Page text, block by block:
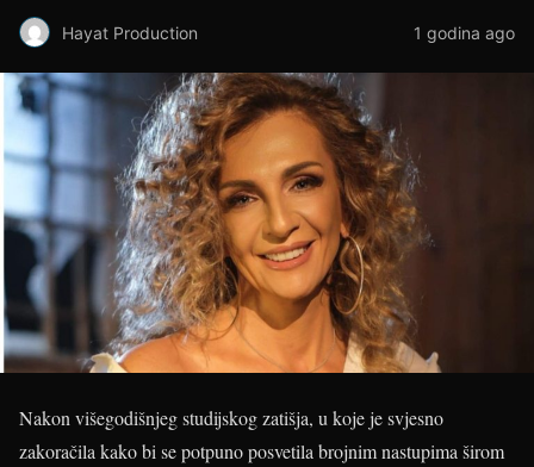
Hayat Production 1 godina ago
Nakon višegodišnjeg studijskog zatišja, u koje je svjesno
zakoračila kako bi se potpuno posvetila brojnim nastupima širom